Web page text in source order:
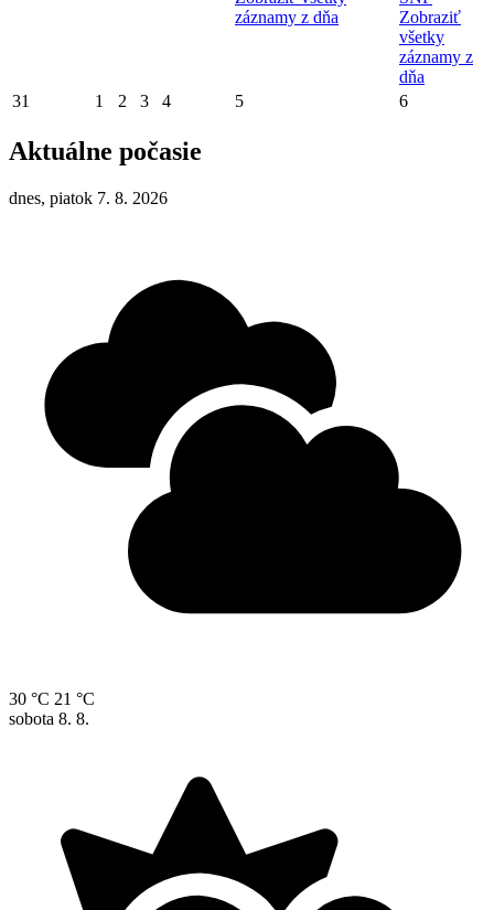
záznamy z dňa
Zobraziť
všetky
záznamy z
dňa
31
1 2 3 4 5 6
Aktuálne počasie
dnes, piatok 7. 8. 2026
30 °C 21 °C
sobota 8. 8.